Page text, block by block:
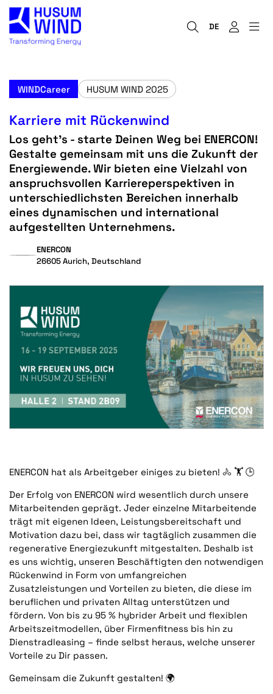
DE
WINDCareer HUSUM WIND 2025
Karriere mit Rückenwind
Los geht's - starte Deinen Weg bei ENERCON!
Gestalte gemeinsam mit uns die Zukunft der
Energiewende. Wir bieten eine Vielzahl von
anspruchsvollen Karriereperspektiven in
unterschiedlichsten Bereichen innerhalb
eines dynamischen und international
aufgestellten Unternehmens.
ENERCON
26605 Aurich, Deutschland
ENERCON hat als Arbeitgeber einiges zu bieten! 🚴 🏋️ 🕒
Der Erfolg von ENERCON wird wesentlich durch unsere
Mitarbeitenden geprägt. Jeder einzelne Mitarbeitende
trägt mit eigenen Ideen, Leistungsbereitschaft und
Motivation dazu bei, dass wir tagtäglich zusammen die
regenerative Energiezukunft mitgestalten. Deshalb ist
es uns wichtig, unseren Beschäftigten den notwendigen
Rückenwind in Form von umfangreichen
Zusatzleistungen und Vorteilen zu bieten, die diese im
beruflichen und privaten Alltag unterstützen und
fördern. Von bis zu 95 % hybrider Arbeit und flexiblen
Arbeitszeitmodellen, über Firmenfitness bis hin zu
Dienstradleasing – finde selbst heraus, welche unserer
Vorteile zu Dir passen.
Gemeinsam die Zukunft gestalten! 🌍